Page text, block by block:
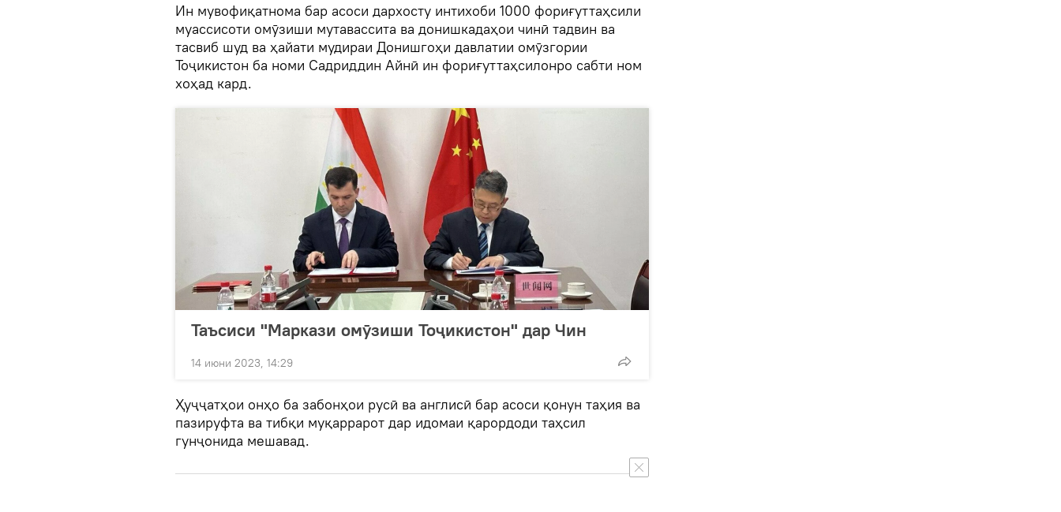
Ин мувофиқатнома бар асоси дархосту интихоби 1000 фориғуттаҳсили
муассисоти омӯзиши мутавассита ва донишкадаҳои чинӣ тадвин ва
тасвиб шуд ва ҳайати мудираи Донишгоҳи давлатии омӯзгории
Тоҷикистон ба номи Садриддин Айнӣ ин фориғуттаҳсилонро сабти ном
хоҳад кард.
Таъсиси "Маркази омӯзиши Тоҷикистон" дар Чин
14 июни 2023, 14:29
Ҳуҷҷатҳои онҳо ба забонҳои русӣ ва англисӣ бар асоси қонун таҳия ва
пазируфта ва тибқи муқаррарот дар идомаи қарордоди таҳсил
гунҷонида мешавад.